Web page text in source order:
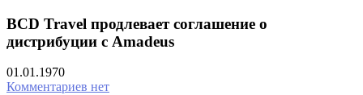
BCD Travel продлевает соглашение о
дистрибуции с Amadeus
01.01.1970
Комментариев нет